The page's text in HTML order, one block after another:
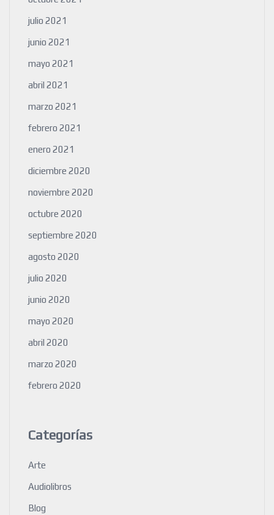
julio 2021
junio 2021
mayo 2021
abril 2021
marzo 2021
febrero 2021
enero 2021
diciembre 2020
noviembre 2020
octubre 2020
septiembre 2020
agosto 2020
julio 2020
junio 2020
mayo 2020
abril 2020
marzo 2020
febrero 2020
Categorías
Arte
Audiolibros
Blog